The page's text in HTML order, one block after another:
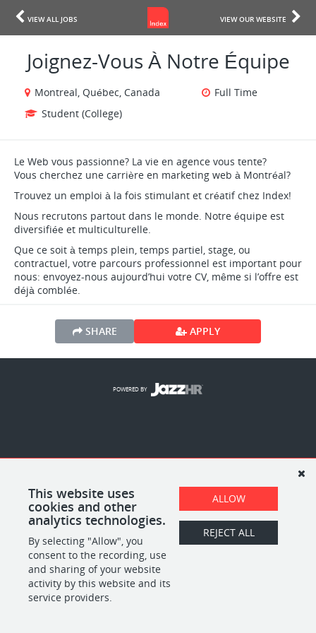
VIEW ALL JOBS VIEW OUR WEBSITE
Joignez-Vous À Notre Équipe
Montreal, Québec, Canada
Full Time
Student (College)
Le Web vous passionne? La vie en agence vous tente?
Vous cherchez une carrière en marketing web à Montréal?
Trouvez un emploi à la fois stimulant et créatif chez Index!
Nous recrutons partout dans le monde. Notre équipe est
diversifiée et multiculturelle.
Que ce soit à temps plein, temps partiel, stage, ou
contractuel, votre parcours professionnel est important pour
nous: envoyez-nous aujourd’hui votre CV, même si l’offre est
déjà comblée.
SHARE APPLY
This website uses
cookies and other
analytics technologies.
By selecting "Allow", you
consent to the recording, use
and sharing of your website
activity by this website and its
service providers.
ALLOW
REJECT ALL
POWERED BY